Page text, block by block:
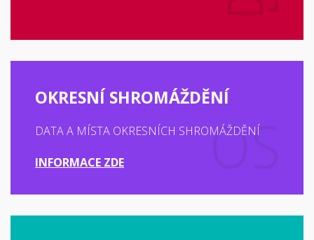
OKRESNÍ SHROMÁŽDĚNÍ
DATA A MÍSTA OKRESNÍCH SHROMÁŽDĚNÍ
INFORMACE ZDE